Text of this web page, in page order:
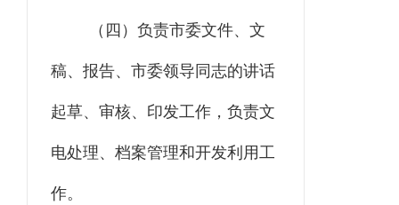
（四）负责市委文件、文
稿、报告、市委领导同志的讲话
起草、审核、印发工作，负责文
电处理、档案管理和开发利用工
作。